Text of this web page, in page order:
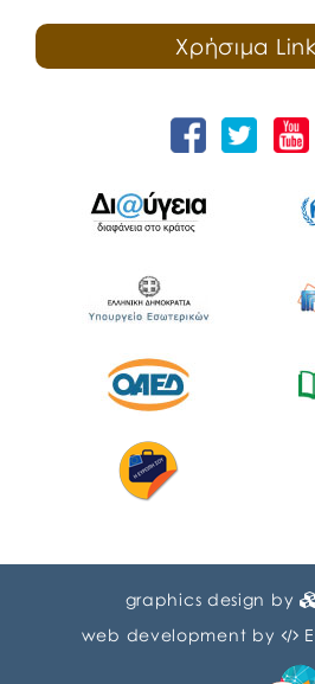
Χρήσιμα
graphics design by
web development by